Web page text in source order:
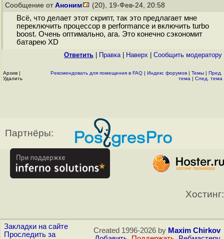
Сообщение от Аноним (20), 19-Фев-24, 20:58
Всё, что делает этот скрипт, так это предлагает мне
переключить процессор в performance и включить turbo
boost. Очень оптимально, ага. Это конечно сэкономит
батарею XD
Ответить Правка| Наверх Cообщить модератору
Архив |
Удалить
Рекомендовать для помещения в FAQ | Индекс форумов | Темы | Пред.
тема | След. тема
Партнёры:
Хостинг:
Закладки на сайте
Проследить за
Created 1996-2026 by Maxim Chirkov